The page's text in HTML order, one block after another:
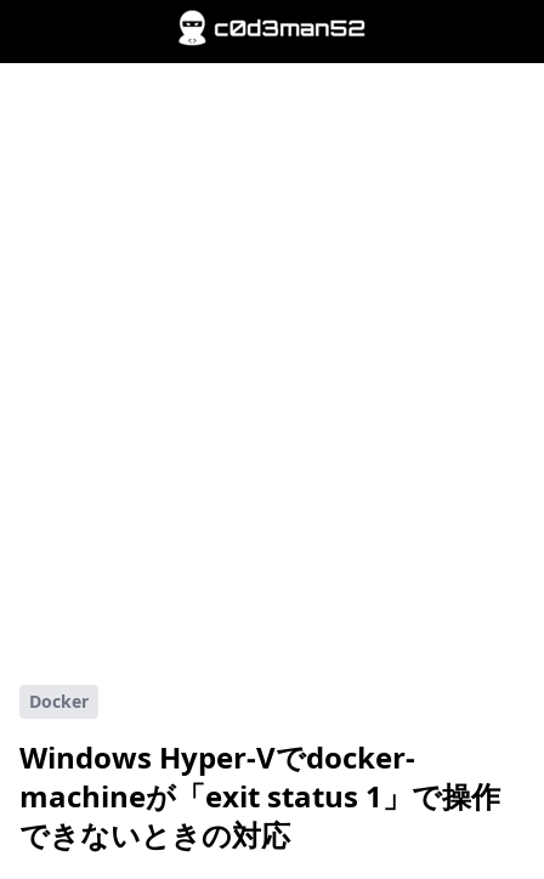
Docker
Windows Hyper-Vでdocker-
machineが「exit status 1」で操作
できないときの対応